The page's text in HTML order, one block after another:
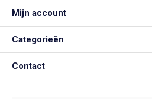
Mijn account
Categorieën
Contact